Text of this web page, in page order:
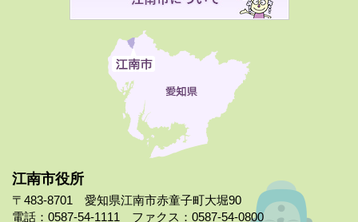
江南市役所
〒483-8701 愛知県江南市赤童子町大堀90
電話：0587-54-1111 ファクス：0587-54-0800